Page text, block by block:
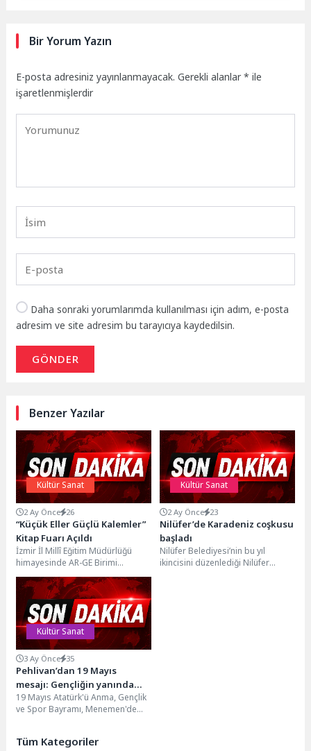
Bir Yorum Yazın
E-posta adresiniz yayınlanmayacak. Gerekli alanlar* ile
işaretlenmişlerdir
Daha sonraki yorumlarımda kullanılması için adım, e-posta
adresim ve site adresim bu tarayıcıya kaydedilsin.
GÖNDER
Benzer Yazılar
Kültür Sanat
2 Ay Önce 26
“Küçük Eller Güçlü Kalemler”
Kitap Fuarı Açıldı
İzmir İl Millî Eğitim Müdürlüğü
himayesinde AR-GE Birimi
koordinatörlüğünde yürütülen
“Küçük Eller Güçlü Kalemler
Projesi”...
Kültür Sanat
2 Ay Önce 23
Nilüfer’de Karadeniz coşkusu
başladı
Nilüfer Belediyesi’nin bu yıl
ikincisini düzenlediği Nilüfer
Kültür Sanat
3 Ay Önce 35
Pehlivan’dan 19 Mayıs
mesajı: Gençliğin yanında
olmak, geleceğe sahip
çıkmaktır
19 Mayıs Atatürk'ü Anma, Gençlik
ve Spor Bayramı, Menemen'de
kutlandı....
Tüm Kategoriler